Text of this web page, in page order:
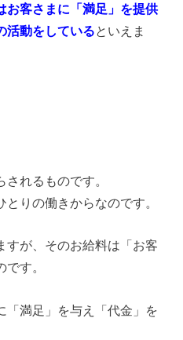
お客さまに「満足」を提供
活動をしているといえま
れるものです。
りの働きからなのです。
すが、そのお給料は「お客
す。
「満足」を与え「代金」を